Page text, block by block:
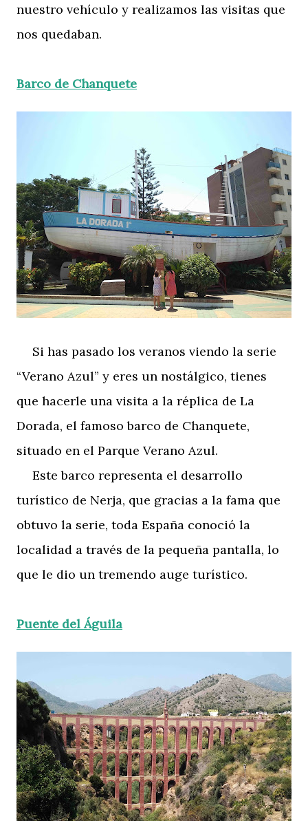
nuestro vehículo y realizamos las visitas que
nos quedaban.
Barco de Chanquete
Si has pasado los veranos viendo la serie
“Verano Azul” y eres un nostálgico, tienes
que hacerle una visita a la réplica de La
Dorada, el famoso barco de Chanquete,
situado en el Parque Verano Azul.
Este barco representa el desarrollo
turístico de Nerja, que gracias a la fama que
obtuvo la serie, toda España conoció la
localidad a través de la pequeña pantalla, lo
que le dio un tremendo auge turístico.
Puente del Águila